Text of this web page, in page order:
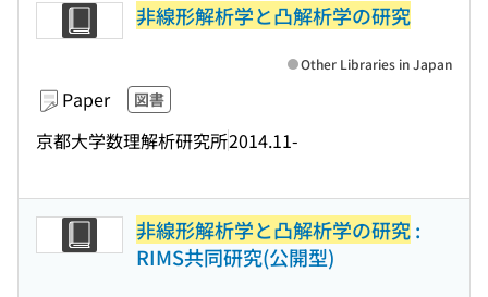
非線形解析学と凸解析学の研究
Paper 図書
京都大学数理解析研究所2014.11-
Other Libraries in Japan
非線形解析学と凸解析学の研究:
RIMS共同研究(公開型)